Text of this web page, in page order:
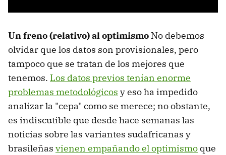
Un freno (relativo) al optimismo No debemos
olvidar que los datos son provisionales, pero
tampoco que se tratan de los mejores que
tenemos. Los datos previos tenían enorme
problemas metodológicos y eso ha impedido
analizar la "cepa" como se merece; no obstante,
es indiscutible que desde hace semanas las
noticias sobre las variantes sudafricanas y
brasileñas vienen empañando el optimismo que